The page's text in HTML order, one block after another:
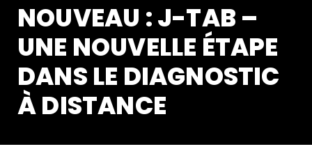
NOUVEAU : J-TAB –
UNE NOUVELLE ÉTAPE
DANS LE DIAGNOSTIC
À DISTANCE